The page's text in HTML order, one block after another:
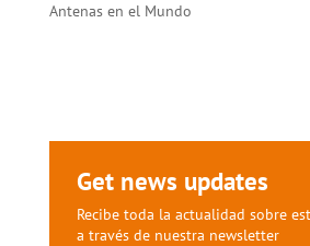
Antenas en el Mundo
Get news updates
Recibe toda la actualidad sobre
a través de nuestra newsletter